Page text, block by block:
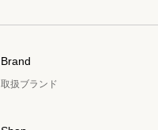
Brand
取扱ブランド